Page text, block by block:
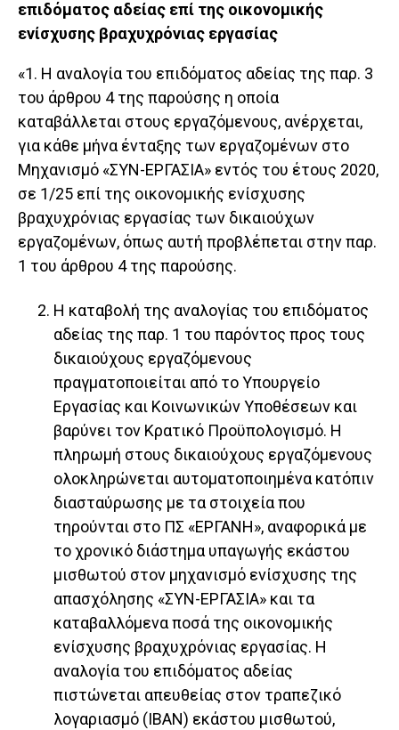
επιδόματος αδείας επί της οικονομικής
ενίσχυσης βραχυχρόνιας εργασίας
«1. Η αναλογία του επιδόματος αδείας της παρ. 3
του άρθρου 4 της παρούσης η οποία
καταβάλλεται στους εργαζόμενους, ανέρχεται,
για κάθε μήνα ένταξης των εργαζομένων στο
Μηχανισμό «ΣΥΝ-ΕΡΓΑΣΙΑ» εντός του έτους 2020,
σε 1/25 επί της οικονομικής ενίσχυσης
βραχυχρόνιας εργασίας των δικαιούχων
εργαζομένων, όπως αυτή προβλέπεται στην παρ.
1 του άρθρου 4 της παρούσης.
Η καταβολή της αναλογίας του επιδόματος
αδείας της παρ. 1 του παρόντος προς τους
δικαιούχους εργαζόμενους
πραγματοποιείται από το Υπουργείο
Εργασίας και Κοινωνικών Υποθέσεων και
βαρύνει τον Κρατικό Προϋπολογισμό. Η
πληρωμή στους δικαιούχους εργαζόμενους
ολοκληρώνεται αυτοματοποιημένα κατόπιν
διασταύρωσης με τα στοιχεία που
τηρούνται στο ΠΣ «ΕΡΓΑΝΗ», αναφορικά με
το χρονικό διάστημα υπαγωγής εκάστου
μισθωτού στον μηχανισμό ενίσχυσης της
απασχόλησης «ΣΥΝ-ΕΡΓΑΣΙΑ» και τα
καταβαλλόμενα ποσά της οικονομικής
ενίσχυσης βραχυχρόνιας εργασίας. Η
αναλογία του επιδόματος αδείας
πιστώνεται απευθείας στον τραπεζικό
λογαριασμό (ΙΒΑΝ) εκάστου μισθωτού,